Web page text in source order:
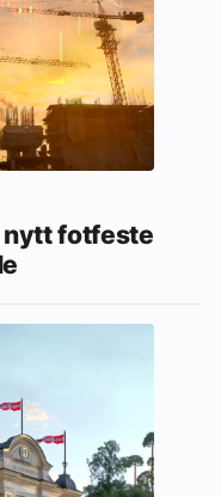
nytt fotfeste